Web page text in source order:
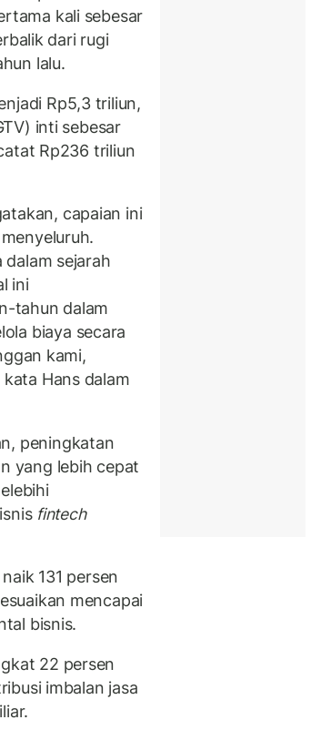
kali sebesar
dari rugi
lalu.
Rp5,3 triliun,
inti sebesar
Rp236 triliun
capaian ini
dalam sejarah
ini
tahun dalam
biaya secara
kami,
Hans dalam
peningkatan
yang lebih cepat
fintech
131 persen
mencapai
bisnis.
22 persen
imbalan jasa